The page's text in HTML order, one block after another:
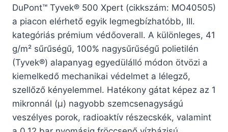
DuPont™ Tyvek® 500 Xpert (cikkszám: MO40505)
a piacon elérhető egyik legmegbízhatóbb, III.
kategóriás prémium védőoverall. A különleges, 41
g/m² sűrűségű, 100% nagysűrűségű polietilén
(Tyvek®) alapanyag egyedülálló módon ötvözi a
kiemelkedő mechanikai védelmet a lélegző,
szellőző kényelemmel. Hatékony gátat képez az 1
mikronnál (µ) nagyobb szemcsenagyságú
veszélyes porok, radioaktív részecskék, valamint